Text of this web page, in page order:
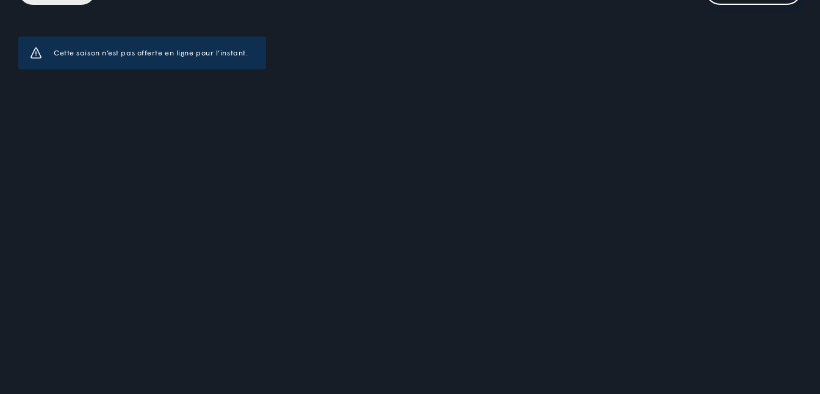
Cette saison n’est pas offerte en ligne pour l’instant.